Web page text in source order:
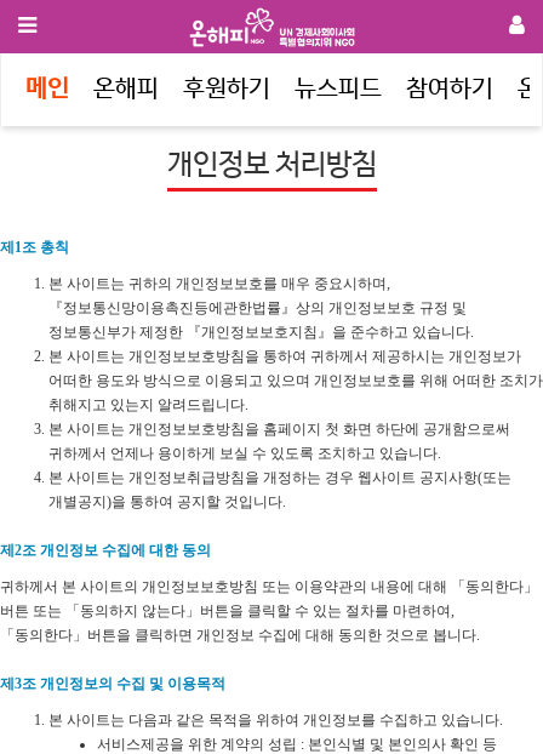
메인 온해피 후원하기 뉴스피드 참여하기
개인정보 처리방침
제1조 총칙
본 사이트는 귀하의 개인정보보호를 매우 중요시하며,
『정보통신망이용촉진등에관한법률』상의 개인정보보호 규정 및
정보통신부가 제정한 『개인정보보호지침』을 준수하고 있습니다.
본 사이트는 개인정보보호방침을 통하여 귀하께서 제공하시는 개인정보가
어떠한 용도와 방식으로 이용되고 있으며 개인정보보호를 위해 어떠한 조치가
취해지고 있는지 알려드립니다.
본 사이트는 개인정보보호방침을 홈페이지 첫 화면 하단에 공개함으로써
귀하께서 언제나 용이하게 보실 수 있도록 조치하고 있습니다.
본 사이트는 개인정보취급방침을 개정하는 경우 웹사이트 공지사항(또는
개별공지)을 통하여 공지할 것입니다.
제2조 개인정보 수집에 대한 동의
귀하께서 본 사이트의 개인정보보호방침 또는 이용약관의 내용에 대해 「동의한다」
버튼 또는 「동의하지 않는다」버튼을 클릭할 수 있는 절차를 마련하여,
「동의한다」버튼을 클릭하면 개인정보 수집에 대해 동의한 것으로 봅니다.
제3조 개인정보의 수집 및 이용목적
본 사이트는 다음과 같은 목적을 위하여 개인정보를 수집하고 있습니다.
서비스제공을 위한 계약의 성립 : 본인식별 및 본인의사 확인 등